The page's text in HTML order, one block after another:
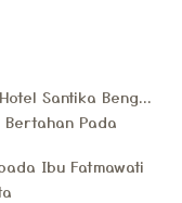
Santika Beng...
Bertahan Pada
Ibu Fatmawati